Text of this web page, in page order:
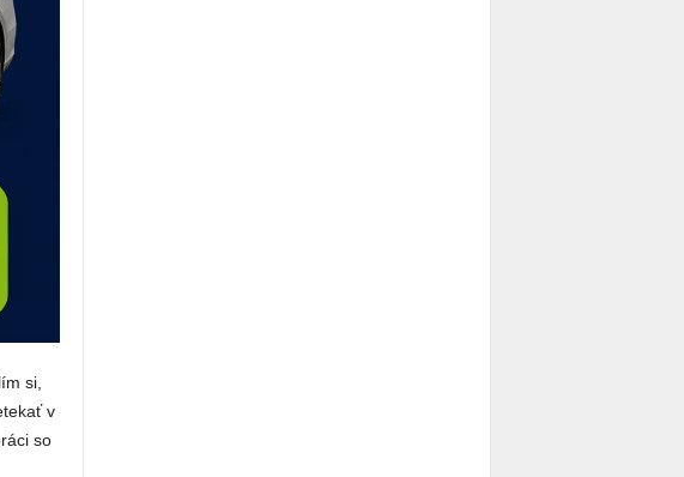
si,
v
so